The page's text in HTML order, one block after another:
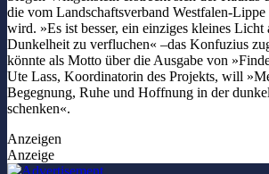
die vom Landschaftsverband Westfalen-
wird. »Es ist besser, ein einziges kleines Licht
Dunkelheit zu verfluchen« –das Konfuzius
könnte als Motto über die Ausgabe von
Ute Lass, Koordinatorin des Projekts, will
Begegnung, Ruhe und Hoffnung in der
schenken«.
Anzeigen
Anzeige